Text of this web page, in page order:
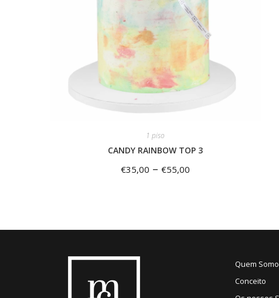
1 piso
CANDY RAINBOW TOP 3
€35,00 – €55,00
Quem
Conceito